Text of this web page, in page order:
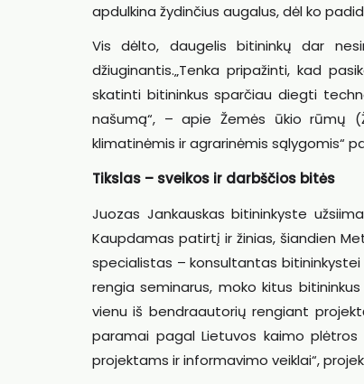
apdulkina žydinčius augalus, dėl ko
Vis dėlto, daugelis bitininkų dar
džiuginantis.„Tenka pripažinti, kad
skatinti bitininkus sparčiau diegti
našumą“, – apie Žemės ūkio rūmų
klimatinėmis ir agrarinėmis sąlygomis“
Tikslas – sveikos ir darbščios bitės
Juozas Jankauskas bitininkyste
Kaupdamas patirtį ir žinias, šiandien
specialistas – konsultantas bitininkystei
rengia seminarus, moko kitus
vienu iš bendraautorių rengiant
paramai pagal Lietuvos kaimo plėtros
projektams ir informavimo veiklai“,